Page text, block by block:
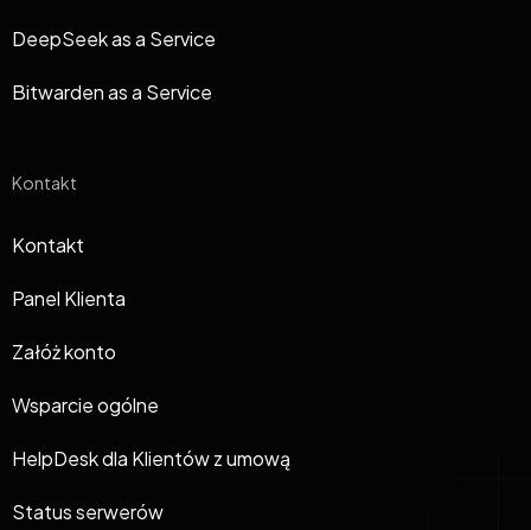
DeepSeek as a Service
Bitwarden as a Service
Kontakt
Kontakt
Panel Klienta
Załóż konto
Wsparcie ogólne
HelpDesk dla Klientów z umową
Status serwerów